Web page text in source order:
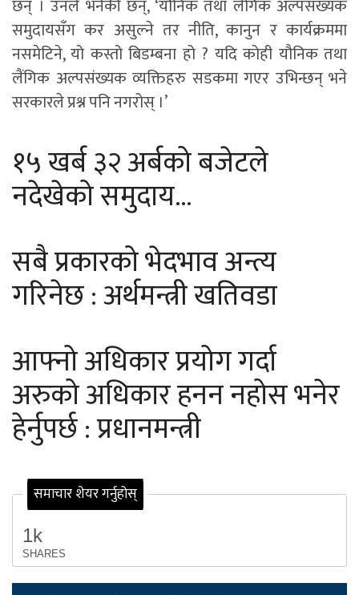
छन् । उनले भनेकी छन्, ‘यौनिक तथा लैंगिक अल्पसंख्यक
समुदायसँग कर असुल्ने तर नीति, कानुन र कार्यक्रममा
नसमेटिने, यो कस्तो बिडम्बना हो ? यदि कोही यौनिक तथा
लैंगिक अल्पसंख्यक व्यक्तिहरु सडकमा गएर उभिन्छन् भने
सरकारले प्रश्न पनि नगरोस् ।’
१५ खर्ब ३२ अर्बको बजेटले
नदेखेको समुदाय…
सबै प्रकारको भेदभाव अन्त्य
गरिनेछ : अर्थमन्त्री खतिवडा
आफ्नो अधिकार प्रयोग गर्दा
अरुको अधिकार हनन नहोस भनेर
हेर्नुपर्छ : प्रधानमन्त्री
समाचार शेयर गर्नुहोस्
1k
SHARES